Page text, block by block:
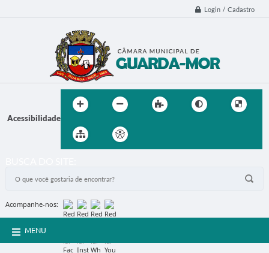
Login / Cadastro
Acessibilidade
Acompanhe-nos:
MENU